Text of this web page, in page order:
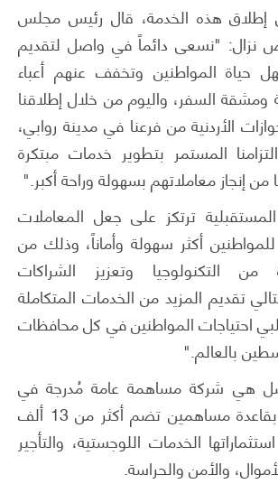
إطلاق هذه الخدمة، قال رئيس مجلس
نزال: "نسعى دائماً في واصل لتقديم
حياة المواطنين وتخفف عنهم أعباء
ومشقة السفر، واليوم من خلال إطلاقنا
الأردنية من فرعنا في مدينة روابي،
المستمر بتطوير خدمات مبتكرة
من إنجاز معاملاتهم بسهولة وراحة أكبر."
ترتكز على جعل المعاملات
للمواطنين أكثر سهولة وأماناً، وذلك من
من التكنولوجيا وتعزيز الشراكات
تقديم المزيد من الخدمات المتكاملة
احتياجات المواطنين في كل محافظات
بالعالم."
هي شركة مساهمة عامة مُدرجة في
بورصة فلسطين بقاعدة مساهمين تضم أكثر من 13 ألف
الخدمات اللوجستية، والتأجير
والأمن والحراسة.